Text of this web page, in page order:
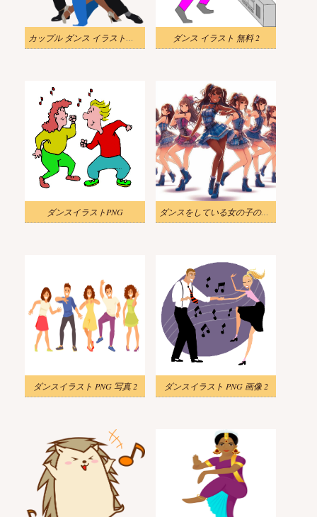
カップル ダンス イラスト透明背景 ダンス イラスト 無料 2
ダンスイラストPNG ダンスをしている女の子のグループのイラスト 3
ダンスイラスト PNG 写真 2 ダンスイラスト PNG 画像 2